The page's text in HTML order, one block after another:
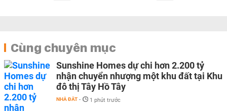
Cùng chuyên mục
Sunshine Homes dự chi hơn 2.200 tỷ
nhận chuyển nhượng một khu đất tại Khu
đô thị Tây Hồ Tây
NHÀ ĐẤT - 1 phút trước